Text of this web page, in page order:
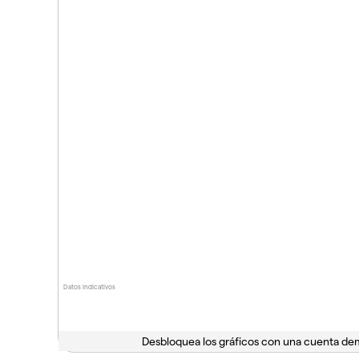
Datos indicativos
Desbloquea los gráficos con una cuenta